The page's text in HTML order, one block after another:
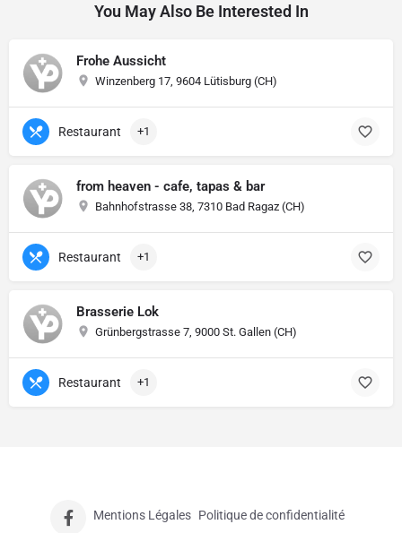
You May Also Be Interested In
Frohe Aussicht
Winzenberg 17, 9604 Lütisburg (CH)
Restaurant +1
from heaven - cafe, tapas & bar
Bahnhofstrasse 38, 7310 Bad Ragaz (CH)
Restaurant +1
Brasserie Lok
Grünbergstrasse 7, 9000 St. Gallen (CH)
Restaurant +1
Mentions Légales Politique de confidentialité